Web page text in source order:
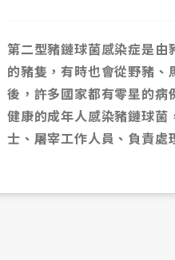
第二型豬鏈球菌感染症是
的豬隻，有時也會從野豬
後，許多國家都有零星的
健康的成年人感染豬鏈球
士、屠宰工作人員、負責處